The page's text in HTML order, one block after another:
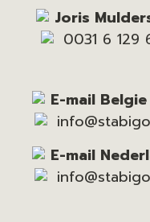
Joris
0031 6 129
E-mail Belgie
E-mail